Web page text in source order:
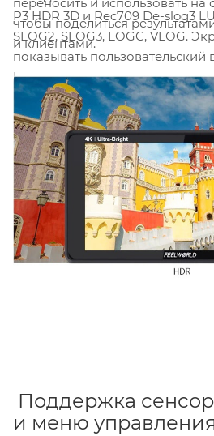
чтобы поделиться
и клиентами.
P3 HDR 3D и Rec709 De-slog3
SLOG2, SLOG3, LOGC, VLOG.
показывать
LUT и отображать сигнал HDR
невероятной четкости и
LUT6S вы можете упростить
журнала и HDR и
процессы постпроизводства,
важно - на съемочной
Поддержка
и меню